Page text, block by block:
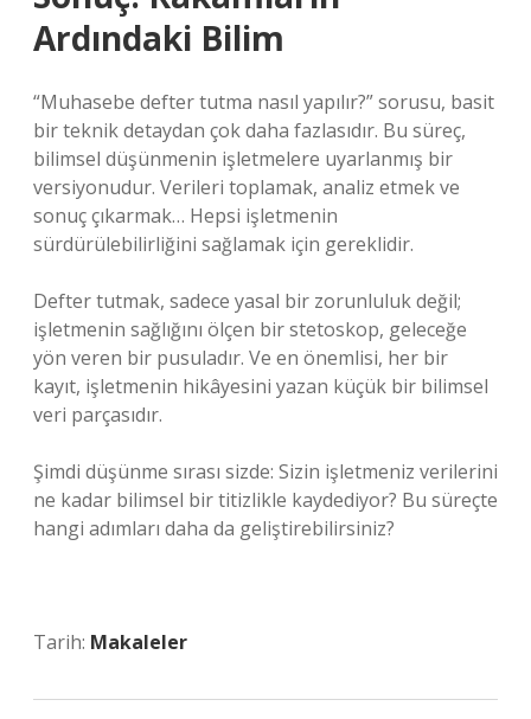
Ardındaki Bilim
“Muhasebe defter tutma nasıl yapılır?” sorusu, basit
bir teknik detaydan çok daha fazlasıdır. Bu süreç,
bilimsel düşünmenin işletmelere uyarlanmış bir
versiyonudur. Verileri toplamak, analiz etmek ve
sonuç çıkarmak… Hepsi işletmenin
sürdürülebilirliğini sağlamak için gereklidir.
Defter tutmak, sadece yasal bir zorunluluk değil;
işletmenin sağlığını ölçen bir stetoskop, geleceğe
yön veren bir pusuladır. Ve en önemlisi, her bir
kayıt, işletmenin hikâyesini yazan küçük bir bilimsel
veri parçasıdır.
Şimdi düşünme sırası sizde: Sizin işletmeniz verilerini
ne kadar bilimsel bir titizlikle kaydediyor? Bu süreçte
hangi adımları daha da geliştirebilirsiniz?
Tarih: Makaleler